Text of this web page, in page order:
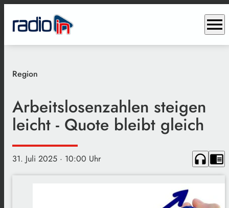
menu
Region
Arbeitslosenzahlen steigen
leicht - Quote bleibt gleich
31. Juli 2025 · 10:00 Uhr headphones chrome_reader_mode